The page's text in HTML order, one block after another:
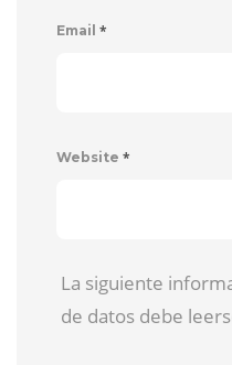
Email *
Website *
La siguiente
de datos debe